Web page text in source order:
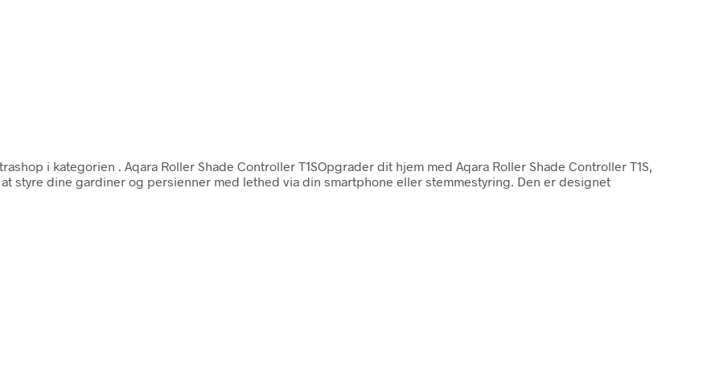
i kategorien
. Aqara Roller Shade Controller T1SOpgrader dit hjem med Aqara Roller Shade Controller T1S,
styre dine gardiner og persienner med lethed via din smartphone eller stemmestyring. Den er designet